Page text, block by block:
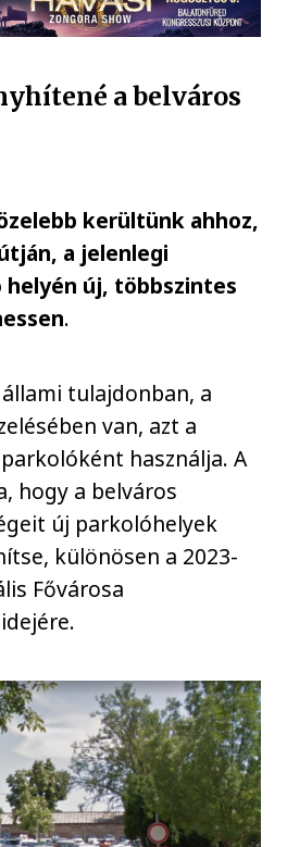
a belváros
kerültünk ahhoz,
a jelenlegi
új, többszintes
.
tulajdonban, a
van, azt a
használja. A
hogy a belváros
új parkolóhelyek
különösen a 2023-
Fővárosa